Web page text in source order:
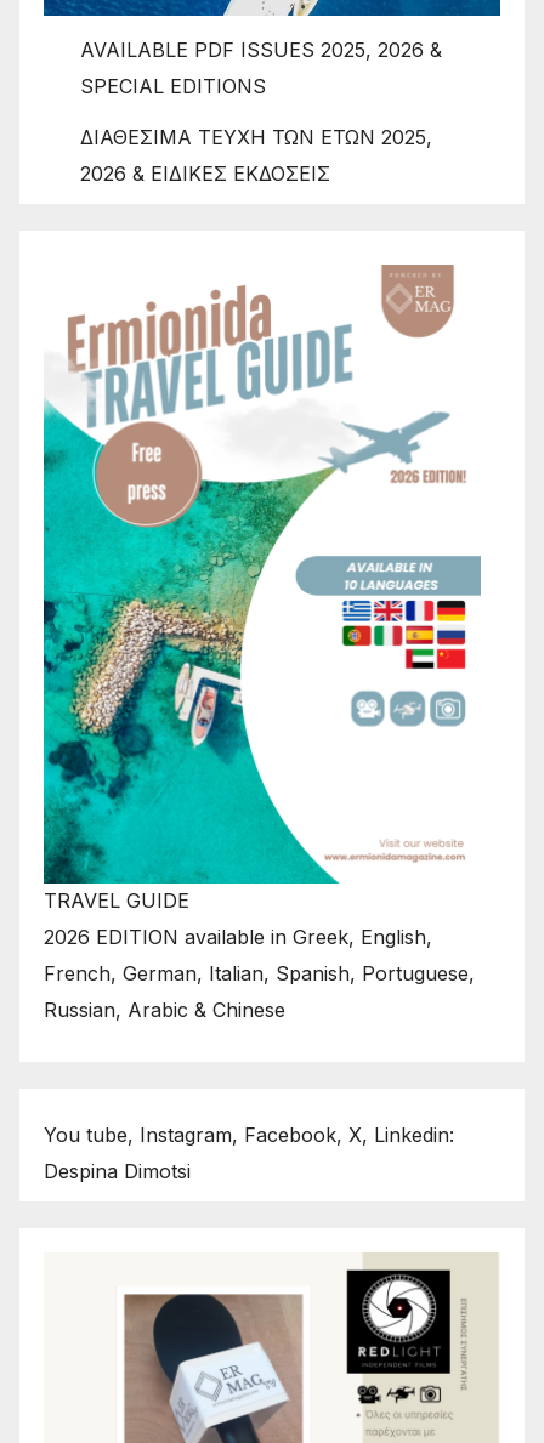
AVAILABLE PDF ISSUES 2025, 2026 &
SPECIAL EDITIONS
ΔΙΑΘΕΣΙΜΑ ΤΕΥΧΗ ΤΩΝ ΕΤΩΝ 2025,
2026 & ΕΙΔΙΚΕΣ ΕΚΔΟΣΕΙΣ
TRAVEL GUIDE
2026 EDITION available in Greek, English,
French, German, Italian, Spanish, Portuguese,
Russian, Arabic & Chinese
You tube, Instagram, Facebook, X, Linkedin:
Despina Dimotsi